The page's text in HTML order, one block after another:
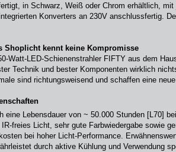
in Schwarz, Weiß oder Chrom erhältlich,
Konverters an 230V anschlussfertig.
Shoplicht kennt keine Kompromisse
Watt-LED-Schienenstrahler FIFTY aus dem
Technik und bester Komponenten wirklich
sind richtungsweisend und schaffen eine
eine Lebensdauer von ~ 50.000 Stunden [L70]
freies Licht, sehr gute Farbwiedergabe sowie
bei hoher Licht-Performance.
durch aktive Kühlung und Verwendung